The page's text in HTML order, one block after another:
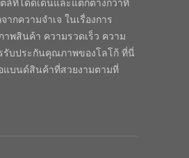
ล์ที่โดดเด่นและแตกต่างกว่าที่
ากความจำเจ ในเรื่องการ
พสินค้า ความรวดเร็ว ความ
รับประกันคุณภาพของโลโก้ ที่นี่
แบนด์สินค้าที่สวยงามตามที่